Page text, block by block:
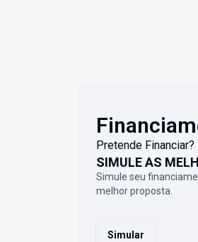
Pretende Financiar?
SIMULE AS
Simule seu
melhor proposta.
Simular